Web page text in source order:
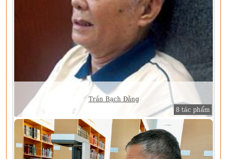
Trần Bạch Đằng
8 tác phẩm